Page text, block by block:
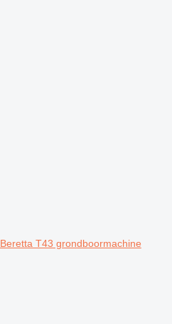
Beretta T43 grondboormachine